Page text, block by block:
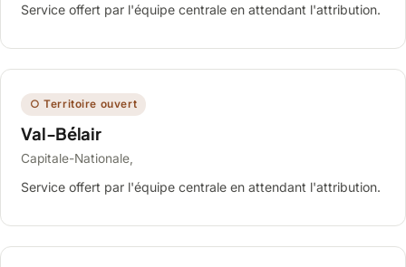
Service offert par l'équipe centrale en attendant l'attribution.
○ Territoire ouvert
Val-Bélair
Capitale-Nationale,
Service offert par l'équipe centrale en attendant l'attribution.